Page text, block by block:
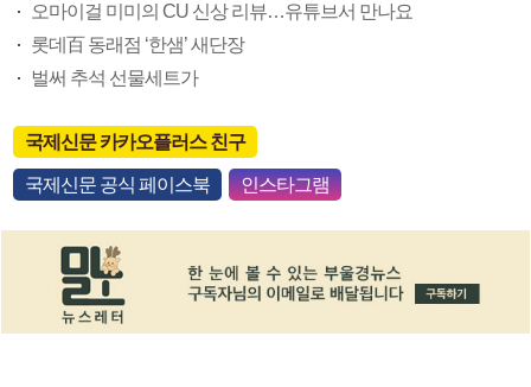
오마이걸 미미의 CU 신상 리뷰…유튜브서 만나요
롯데百 동래점 ‘한샘’ 새단장
벌써 추석 선물세트가
국제신문 카카오플러스 친구
국제신문 공식 페이스북 인스타그램